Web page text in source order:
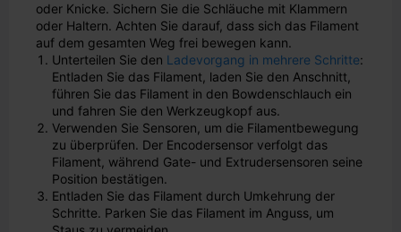
oder Knicke. Sichern Sie die Schläuche mit Klammern
oder Haltern. Achten Sie darauf, dass sich das Filament
auf dem gesamten Weg frei bewegen kann.
Unterteilen Sie den Ladevorgang in mehrere Schritte:
Entladen Sie das Filament, laden Sie den Anschnitt,
führen Sie das Filament in den Bowdenschlauch ein
und fahren Sie den Werkzeugkopf aus.
Verwenden Sie Sensoren, um die Filamentbewegung
zu überprüfen. Der Encodersensor verfolgt das
Filament, während Gate- und Extrudersensoren seine
Position bestätigen.
Entladen Sie das Filament durch Umkehrung der
Schritte. Parken Sie das Filament im Anguss, um